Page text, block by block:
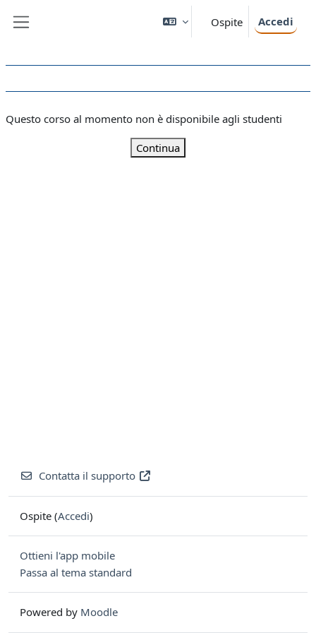
Ospite Accedi
Questo corso al momento non è disponibile agli studenti
Continua
Contatta il supporto
Ospite (Accedi)
Ottieni l'app mobile
Passa al tema standard
Powered by Moodle